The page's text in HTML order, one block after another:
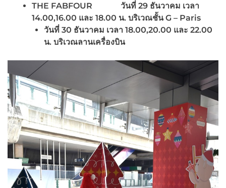
THE FABFOUR วันที่ 29 ธันวาคม เวลา
14.00,16.00 และ 18.00 น. บริเวณชั้น G – Paris
วันที่ 30 ธันวาคม เวลา 18.00,20.00 และ 22.00
น. บริเวณลานเครื่องบิน